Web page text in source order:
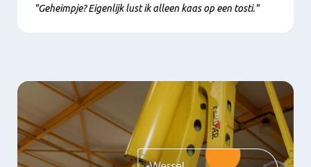
"Geheimpje? Eigenlijk lust ik alleen kaas op een tosti."